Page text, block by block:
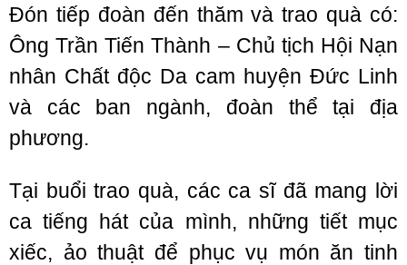
Đón tiếp đoàn đến thăm và trao quà có:
Ông Trần Tiến Thành – Chủ tịch Hội Nạn
nhân Chất độc Da cam huyện Đức Linh
và các ban ngành, đoàn thể tại địa
phương.
Tại buổi trao quà, các ca sĩ đã mang lời
ca tiếng hát của mình, những tiết mục
xiếc, ảo thuật để phục vụ món ăn tinh